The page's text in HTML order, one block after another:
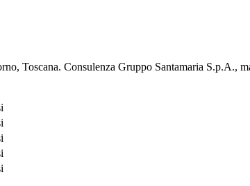
Toscana. Consulenza Gruppo Santamaria S.p.A.,